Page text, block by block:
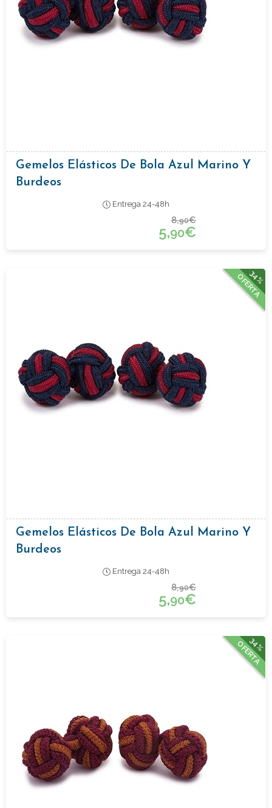
Gemelos Elásticos De Bola Azul Marino Y
Burdeos
Entrega 24-48h
8,90€
5,90€
34%
OFERTA
Gemelos Elásticos De Bola Azul Marino Y
Burdeos
Entrega 24-48h
8,90€
5,90€
34%
OFERTA